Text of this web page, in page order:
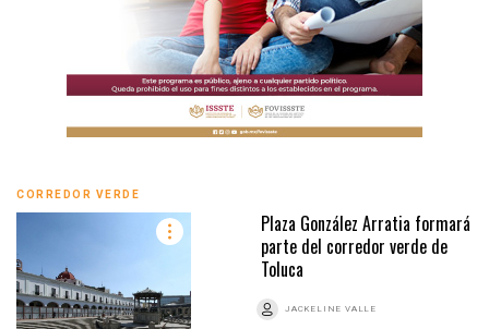
CORREDOR VERDE
Plaza González Arratia formará
parte del corredor verde de
Toluca
JACKELINE VALLE